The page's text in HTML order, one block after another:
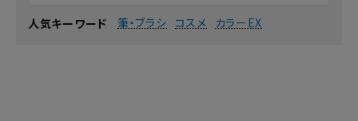
人気キーワード 筆・ブラシ コスメ カラーEX